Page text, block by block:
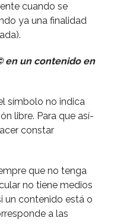
cuando se
ya una finalidad
en un contenido en
sí­mbolo no indica
libre. Para que así­
constar
que no tenga
no tiene medios
un contenido está o
a las